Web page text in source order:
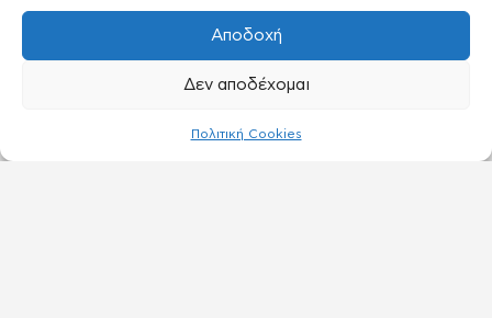
Αποδοχή
Δεν αποδέχομαι
Πολιτική Cookies